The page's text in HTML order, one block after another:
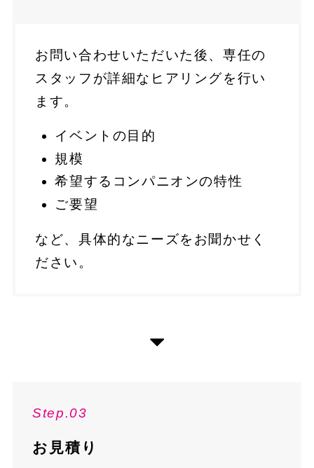
お問い合わせいただいた後、専任の
スタッフが詳細なヒアリングを行い
ます。
イベントの目的
規模
希望するコンパニオンの特性
ご要望
など、具体的なニーズをお聞かせく
ださい。
Step.03
お見積り